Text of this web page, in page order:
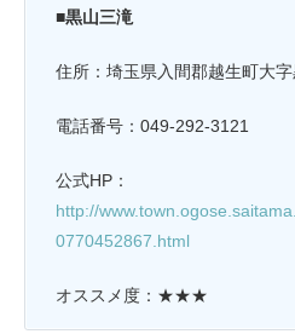
■黒山三滝
住所：埼玉県入間郡越生町大
電話番号：049-292-3121
公式HP：
http://
0770452867.html
オススメ度：★★★